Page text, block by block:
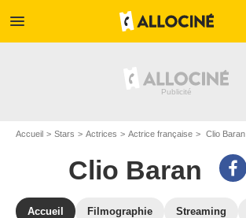
menu
Accueil Stars Actrices Actrice française Clio Baran
Clio Baran
Accueil Filmographie Streaming